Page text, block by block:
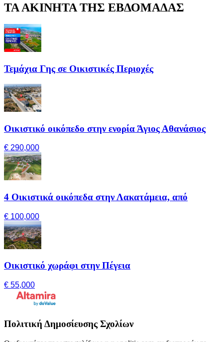
ΤΑ ΑΚΙΝΗΤΑ ΤΗΣ ΕΒΔΟΜΑΔΑΣ
Τεμάχια Γης σε Οικιστικές Περιοχές
Οικιστικό οικόπεδο στην ενορία Άγιος Αθανάσιος
€ 290,000
4 Οικιστικά οικόπεδα στην Λακατάμεια, από
€ 100,000
Οικιστικό χωράφι στην Πέγεια
€ 55,000
Πολιτική Δημοσίευσης Σχολίων